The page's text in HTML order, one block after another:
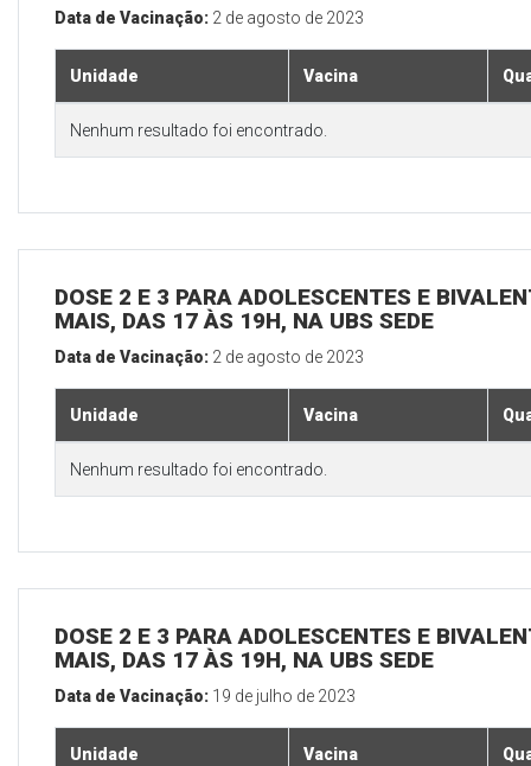
Data de Vacinação: 2 de agosto de 2023
Unidade Vacina
Nenhum resultado foi encontrado.
DOSE 2 E 3 PARA ADOLESCENTES E
MAIS, DAS 17 ÀS 19H, NA UBS SEDE
Data de Vacinação: 2 de agosto de 2023
Unidade Vacina
Nenhum resultado foi encontrado.
DOSE 2 E 3 PARA ADOLESCENTES E
MAIS, DAS 17 ÀS 19H, NA UBS SEDE
Data de Vacinação: 19 de julho de 2023
Unidade Vacina